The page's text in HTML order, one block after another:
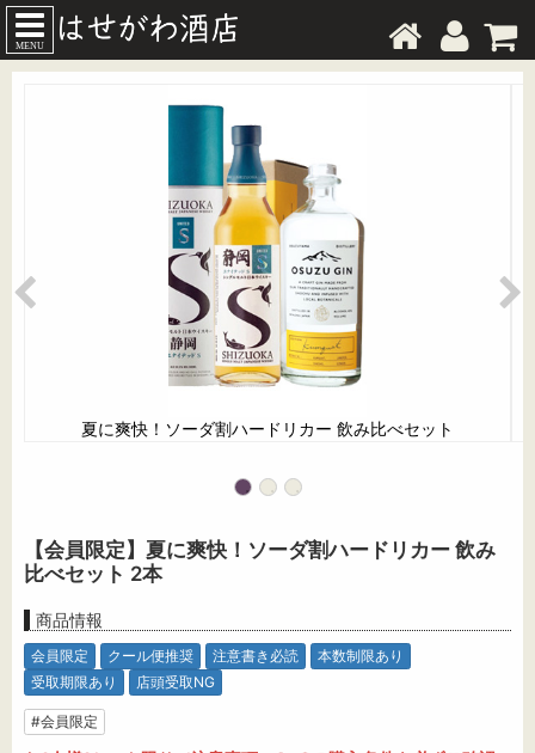
MENU
夏に爽快！ソーダ割ハードリカー 飲み比べセット
【会員限定】夏に爽快！ソーダ割ハードリカー 飲み
比べセット 2本
商品情報
会員限定 クール便推奨 注意書き必読
本数制限あり
受取期限あり
店頭受取NG
#会員限定